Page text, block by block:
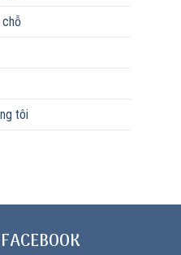
tôi